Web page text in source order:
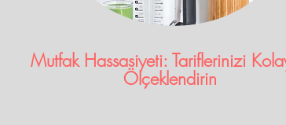
Mutfak Hassasiyeti: Tariflerinizi
Ölçeklendirin